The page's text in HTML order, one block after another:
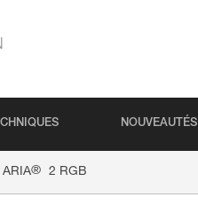
ARIA® 2 RGB